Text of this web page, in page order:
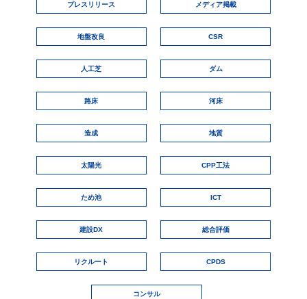
プレスリリース メディア掲載
地盤改良 CSR
人工芝 ダム
路床 河床
造成 地質
太陽光 CPP工法
ため池 ICT
建設DX 総合評価
リクルート CPDS
コンサル